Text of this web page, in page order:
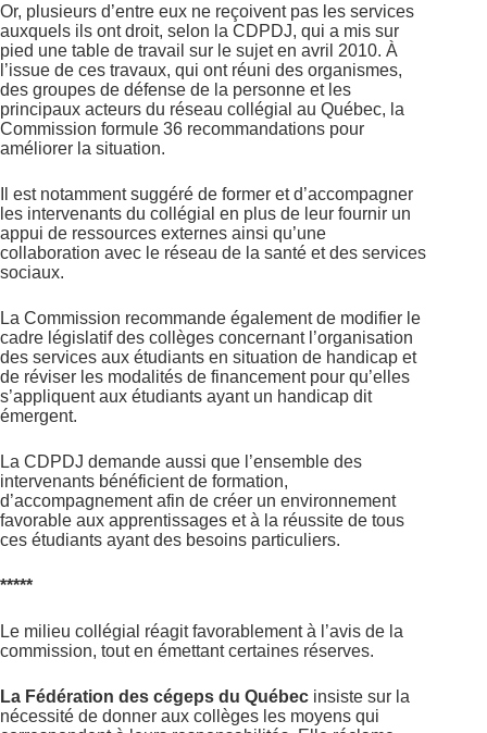
Or, plusieurs d’entre eux ne reçoivent pas les services
auxquels ils ont droit, selon la CDPDJ, qui a mis sur
pied une table de travail sur le sujet en avril 2010. À
l’issue de ces travaux, qui ont réuni des organismes,
des groupes de défense de la personne et les
principaux acteurs du réseau collégial au Québec, la
Commission formule 36 recommandations pour
améliorer la situation.
Il est notamment suggéré de former et d’accompagner
les intervenants du collégial en plus de leur fournir un
appui de ressources externes ainsi qu’une
collaboration avec le réseau de la santé et des services
sociaux.
La Commission recommande également de modifier le
cadre législatif des collèges concernant l’organisation
des services aux étudiants en situation de handicap et
de réviser les modalités de financement pour qu’elles
s’appliquent aux étudiants ayant un handicap dit
émergent.
La CDPDJ demande aussi que l’ensemble des
intervenants bénéficient de formation,
d’accompagnement afin de créer un environnement
favorable aux apprentissages et à la réussite de tous
ces étudiants ayant des besoins particuliers.
*****
Le milieu collégial réagit favorablement à l’avis de la
commission, tout en émettant certaines réserves.
La Fédération des cégeps du Québec insiste sur la
nécessité de donner aux collèges les moyens qui